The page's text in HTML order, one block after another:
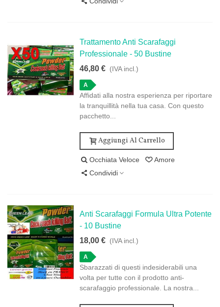
Trattamento Anti Scarafaggi
Professionale - 50 Bustine
46,80 € (IVA incl.)
A
Affidati alla nostra esperienza per riportare
la tranquillità nella tua casa. Con questo
pacchetto...
Aggiungi Al Carrello
Occhiata Veloce
Amore
Condividi
Anti Scarafaggi Formula Ultra Potente
- 10 Bustine
18,00 € (IVA incl.)
A
Sbarazzati di questi indesiderabili una
volta per tutte con il prodotto anti-
scarafaggio professionale. La nostra...